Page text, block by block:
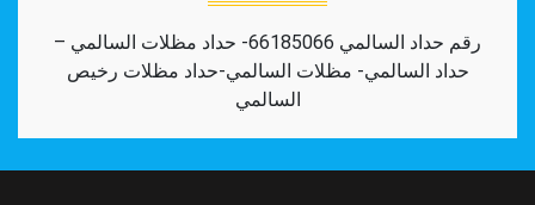
رقم حداد السالمي 66185066- حداد مظلات السالمي –
حداد السالمي- مظلات السالمي-حداد مظلات رخيص
السالمي